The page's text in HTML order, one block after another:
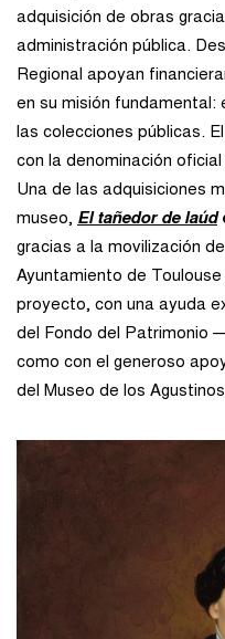
adquisición de obras
administración pública.
Regional apoyan
en su misión fundamental:
las colecciones públicas.
con la denominación
Una de las adquisiciones
museo, El tañedor de laúd
gracias a la movilización
Ayuntamiento de
proyecto, con una ayuda
del Fondo del Patrimonio
como con el generoso
del Museo de los